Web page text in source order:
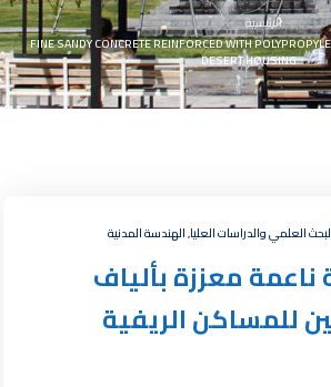
الرئيسية
FINE SANDY CONCRETE REINFORCED WITH
DESERT HOUSING
العلمي والدراسات العليا, الهندسة المدنية
ناعمة معززة بألياف
للمساكن الريفية